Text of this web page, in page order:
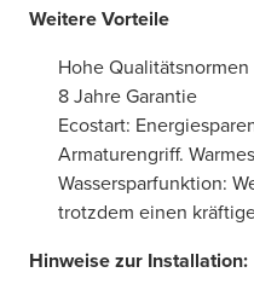
Weitere Vorteile
Hohe Qualitätsnormen
8 Jahre Garantie
Ecostart:
Armaturengriff.
Wassersparfunktion:
trotzdem einen
Hinweise zur Installation: